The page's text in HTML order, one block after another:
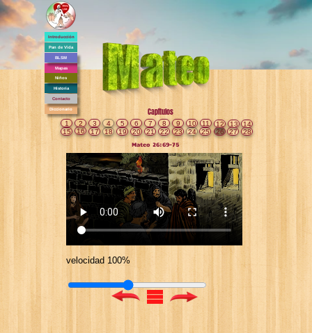
Introducción
Pan de Vida
BLSM
Mapas
Niños
Historia
Contacto
Diccionario
1 2 3 4 5 6
Capítulos
7 8 9 10 11 12 13
14
15
16 17 18 19 20 21 22 23 24 25 26 27
28
Mateo 26:69-75
velocidad 100%